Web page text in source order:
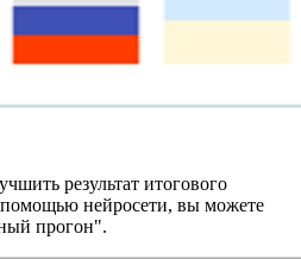
результат итогового
помощью нейросети, вы можете
прогон".